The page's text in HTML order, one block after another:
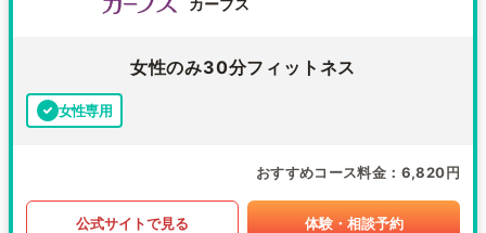
カーブス
女性のみ30分フィットネス
女性専用
おすすめコース料金 6,820円
公式サイトで見る 体験・相談予約